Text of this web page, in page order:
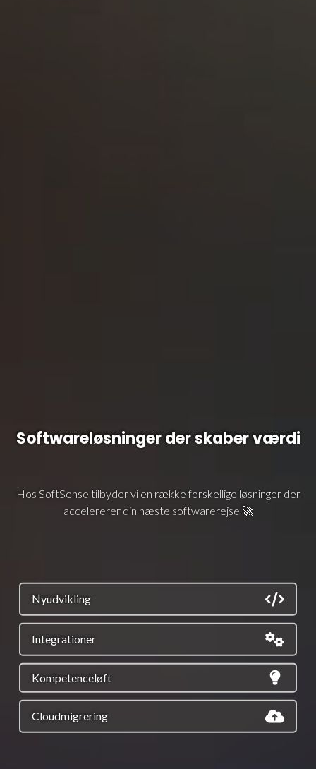
Softwareløsninger der skaber værdi
Hos SoftSense tilbyder vi en række forskellige løsninger der
accelererer din næste softwarerejse 🚀
Nyudvikling
Integrationer
Kompetenceløft
Cloudmigrering